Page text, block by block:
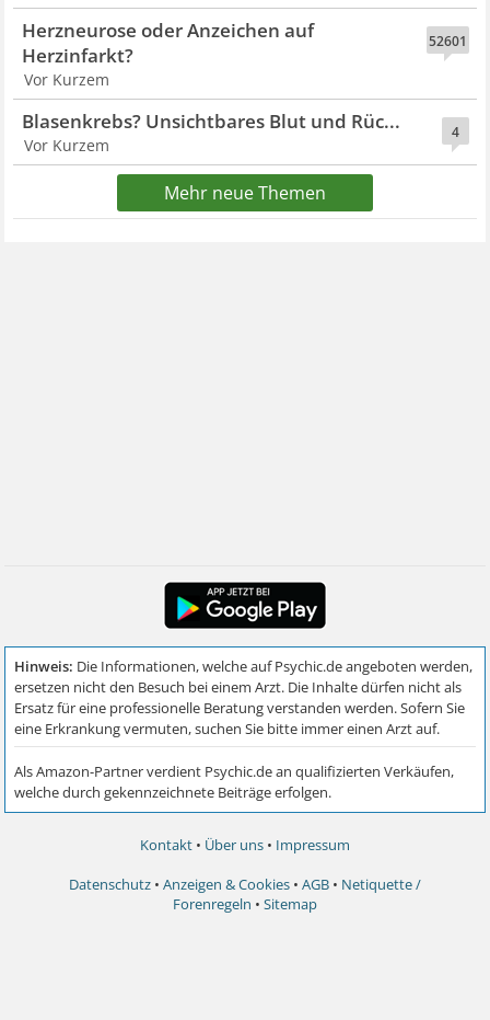
52601
Herzneurose oder Anzeichen auf
Herzinfarkt?
Vor Kurzem
4
Blasenkrebs? Unsichtbares Blut und Rüc...
Vor Kurzem
Mehr neue Themen
Kontakt • Über uns • Impressum
Datenschutz • Anzeigen & Cookies • AGB • Netiquette /
Forenregeln • Sitemap